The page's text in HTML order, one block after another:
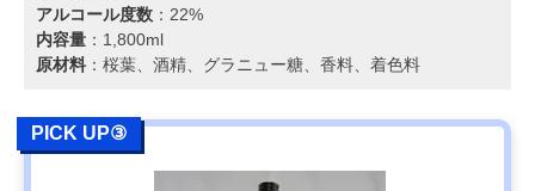
アルコール度数 ：22%
内容量 ：1,800ml
原材料 ：桜葉、酒精、グラニュー糖、香料、着色料
PICK UP③